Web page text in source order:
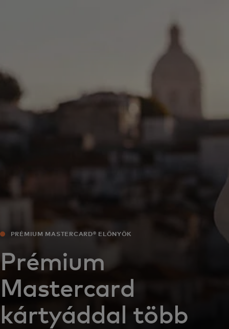
Hírek és trendek
PRÉMIUM MASTERCARD® ELŐNYÖK‎
Prémium
Mastercard
kártyáddal több